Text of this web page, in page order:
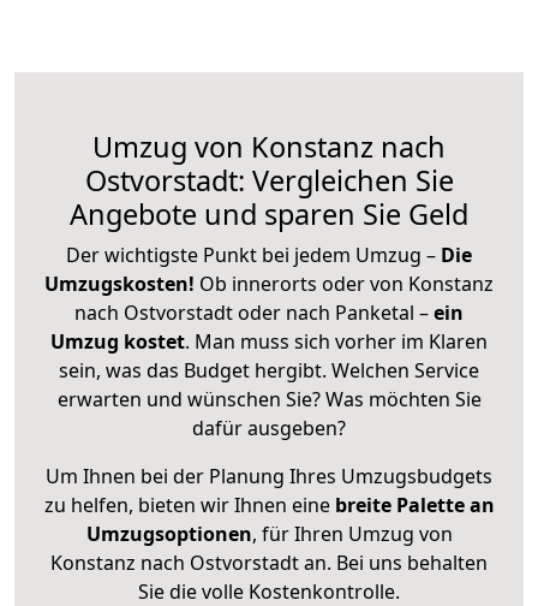
Umzug von Konstanz nach
Ostvorstadt: Vergleichen Sie
Angebote und sparen Sie Geld
Der wichtigste Punkt bei jedem Umzug – Die
Umzugskosten! Ob innerorts oder von Konstanz
nach Ostvorstadt oder nach Panketal –ein
Umzug kostet. Man muss sich vorher im Klaren
sein, was das Budget hergibt. Welchen Service
erwarten und wünschen Sie? Was möchten Sie
dafür ausgeben?
Um Ihnen bei der Planung Ihres Umzugsbudgets
zu helfen, bieten wir Ihnen eine breite Palette an
Umzugsoptionen, für Ihren Umzug von
Konstanz nach Ostvorstadt an. Bei uns behalten
Sie die volle Kostenkontrolle.